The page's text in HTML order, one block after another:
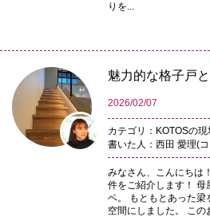
りを...
魅力的な格子戸
2026/02/07
カテゴリ：KOTOSの現
書いた人：西田 愛理(
みなさん、こんにちは
件をご紹介します！ 母
ベ。 もともとあった梁
空間にしました。 こ